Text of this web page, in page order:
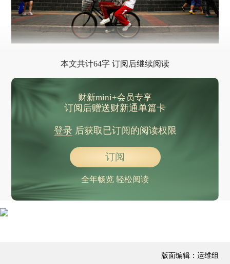
本文共计64字 订阅后继续阅读
财新mini+会员专享
订阅后赠送财新通单篇卡
登录后获取已订阅的阅读权限
订阅
全年畅览 轻松阅读
版面编辑：运维组